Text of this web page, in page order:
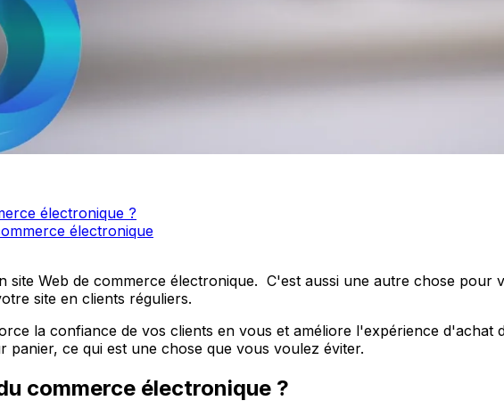
électronique ?
électronique
Web de commerce électronique. C'est aussi une autre chose pour
site en clients réguliers.
la confiance de vos clients en vous et améliore l'expérience
panier, ce qui est une chose que vous voulez éviter.
commerce électronique ?